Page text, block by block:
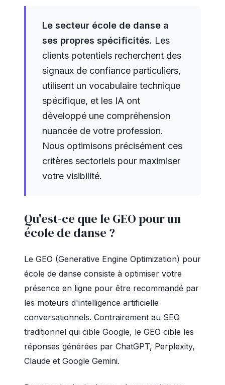
Le secteur école de danse a
ses propres spécificités. Les
clients potentiels recherchent des
signaux de confiance particuliers,
utilisent un vocabulaire technique
spécifique, et les IA ont
développé une compréhension
nuancée de votre profession.
Nous optimisons précisément ces
critères sectoriels pour maximiser
votre visibilité.
Qu'est-ce que le GEO pour un
école de danse ?
Le GEO (Generative Engine Optimization) pour
école de danse consiste à optimiser votre
présence en ligne pour être recommandé par
les moteurs d'intelligence artificielle
conversationnels. Contrairement au SEO
traditionnel qui cible Google, le GEO cible les
réponses générées par ChatGPT, Perplexity,
Claude et Google Gemini.